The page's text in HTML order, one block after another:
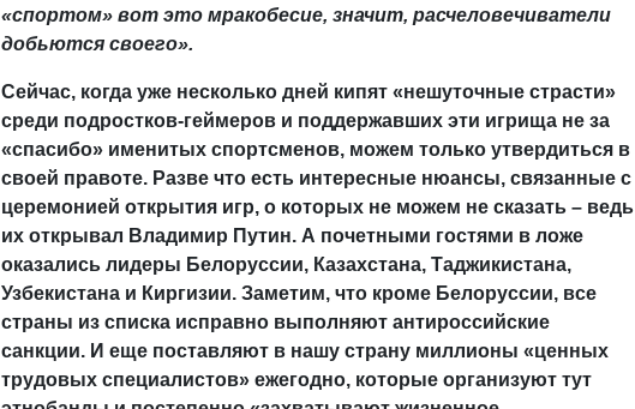
«спортом» вот это мракобесие, значит, расчеловечиватели
добьются своего».
Сейчас, когда уже несколько дней кипят «нешуточные страсти»
среди подростков-геймеров и поддержавших эти игрища не за
«спасибо» именитых спортсменов, можем только утвердиться в
своей правоте. Разве что есть интересные нюансы, связанные с
церемонией открытия игр, о которых не можем не сказать – ведь
их открывал Владимир Путин. А почетными гостями в ложе
оказались лидеры Белоруссии, Казахстана, Таджикистана,
Узбекистана и Киргизии. Заметим, что кроме Белоруссии, все
страны из списка исправно выполняют антироссийские
санкции. И еще поставляют в нашу страну миллионы «ценных
трудовых специалистов» ежегодно, которые организуют тут